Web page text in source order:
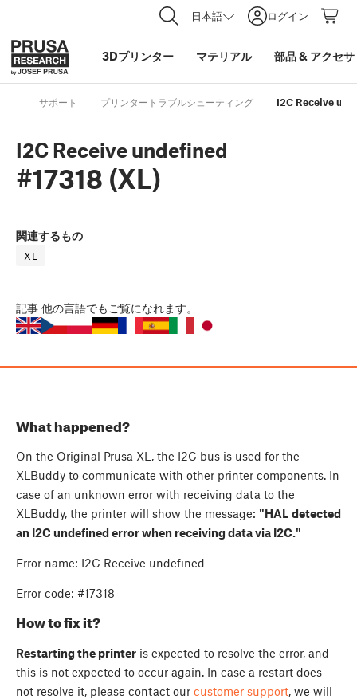
日本語 ログイン
3Dプリンター マテリアル 部品& アクセ
サポート プリンタートラブルシューティング I2C Receive
I2C Receive undefined
#17318 (XL)
関連するもの
XL
記事 他の言語でもご覧になれます。
What happened?
On the Original Prusa XL, the I2C bus is used for the
XLBuddy to communicate with other printer components. In
case of an unknown error with receiving data to the
XLBuddy, the printer will show the message: "HAL detected
an I2C undefined error when receiving data via I2C."
Error name: I2C Receive undefined
Error code: #17318
How to fix it?
Restarting the printer is expected to resolve the error, and
this is not expected to occur again. In case a restart does
not resolve it, please contact our customer support, we will